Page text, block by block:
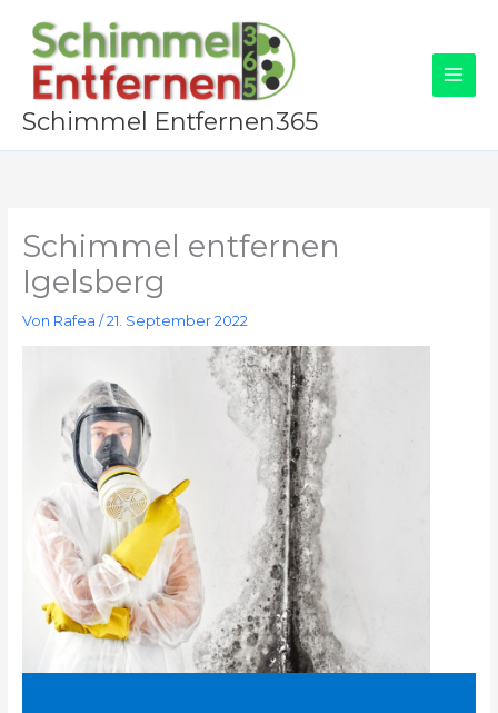
Inhalt
springen
Schimmel Entfernen365
Schimmel entfernen
Igelsberg
Von Rafea /21. September 2022